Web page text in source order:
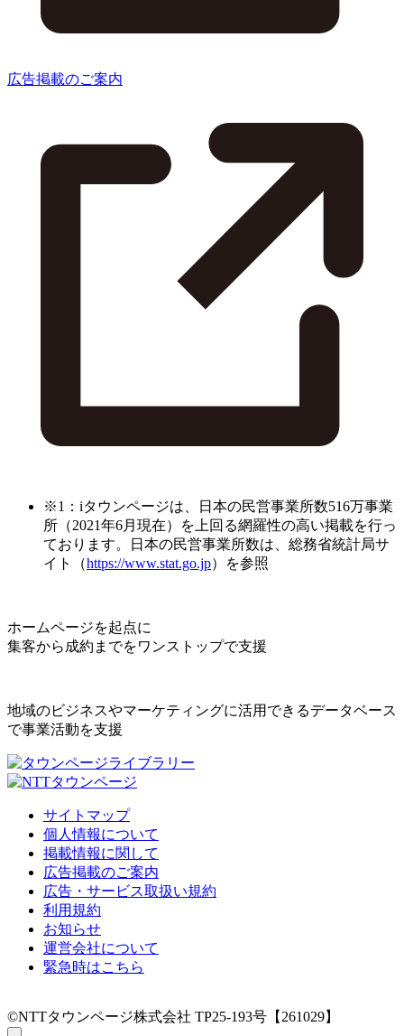
広告掲載のご案内
※1：iタウンページは、日本の民営事業所数516万事業
所（2021年6月現在）を上回る網羅性の高い掲載を行っ
ております。日本の民営事業所数は、総務省統計局サ
イト（https://www.stat.go.jp）を参照
ホームページを起点に
集客から成約までをワンストップで支援
地域のビジネスやマーケティングに活用できるデータベース
で事業活動を支援
サイトマップ
個人情報について
掲載情報に関して
広告掲載のご案内
広告・サービス取扱い規約
利用規約
お知らせ
運営会社について
緊急時はこちら
©NTTタウンページ株式会社 TP25-193号【261029】